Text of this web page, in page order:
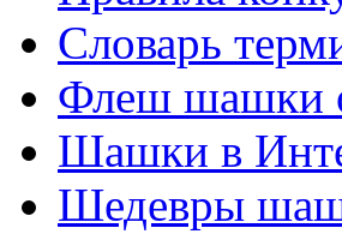
Словарь
Флеш шашки
Шашки в
Шедевры